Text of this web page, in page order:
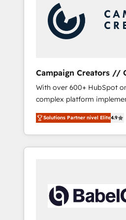
Nos caracterizamos por
técnica con una mirada
plazo.
Campaign Creators //
CRM Migration
With over 600+ HubSpot
complex platform
delivered, CC is the go-to
Partner for businesses
replatform, and scale
in high-impact CRM and
turning fragmented
growth-ready HubSpot
Solutions Partner nivel Elite4.9